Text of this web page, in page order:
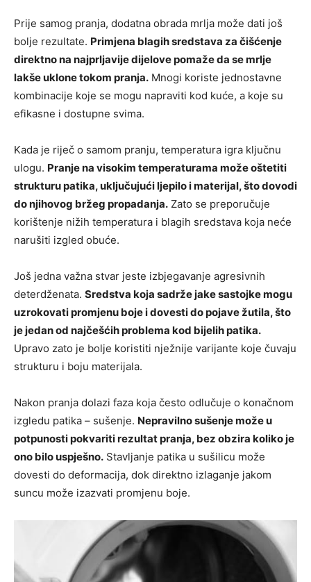
Prije samog pranja, dodatna obrada mrlja može dati još
bolje rezultate. Primjena blagih sredstava za čišćenje
direktno na najprljavije dijelove pomaže da se mrlje
lakše uklone tokom pranja. Mnogi koriste jednostavne
kombinacije koje se mogu napraviti kod kuće, a koje su
efikasne i dostupne svima.
Kada je riječ o samom pranju, temperatura igra ključnu
ulogu. Pranje na visokim temperaturama može oštetiti
strukturu patika, uključujući ljepilo i materijal, što dovodi
do njihovog bržeg propadanja. Zato se preporučuje
korištenje nižih temperatura i blagih sredstava koja neće
narušiti izgled obuće.
Još jedna važna stvar jeste izbjegavanje agresivnih
deterdženata. Sredstva koja sadrže jake sastojke mogu
uzrokovati promjenu boje i dovesti do pojave žutila, što
je jedan od najčešćih problema kod bijelih patika.
Upravo zato je bolje koristiti nježnije varijante koje čuvaju
strukturu i boju materijala.
Nakon pranja dolazi faza koja često odlučuje o konačnom
izgledu patika – sušenje. Nepravilno sušenje može u
potpunosti pokvariti rezultat pranja, bez obzira koliko je
ono bilo uspješno. Stavljanje patika u sušilicu može
dovesti do deformacija, dok direktno izlaganje jakom
suncu može izazvati promjenu boje.